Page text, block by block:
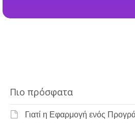
Πιο πρόσφατα
Γιατί η Εφαρμογή ενός